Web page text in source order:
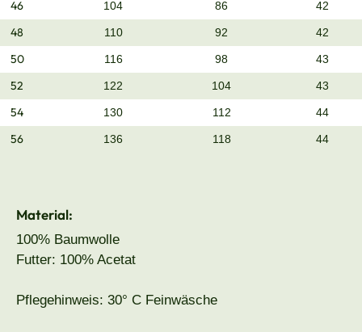
46 104 86 42
48 110 92 42
50 116 98 43
52 122 104 43
54 130 112 44
56 136 118 44
Material:
100% Baumwolle
Futter: 100% Acetat
Pflegehinweis: 30° C Feinwäsche